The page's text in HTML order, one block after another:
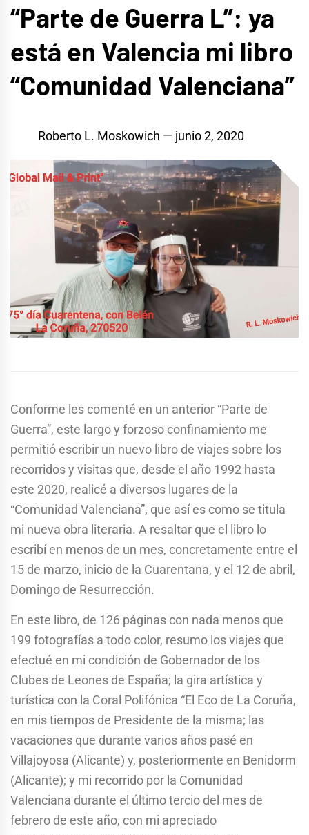
“Parte de Guerra L”: ya
está en Valencia mi libro
“Comunidad Valenciana”
Roberto L. Moskowich junio 2, 2020
Conforme les comenté en un anterior “Parte de
Guerra”, este largo y forzoso confinamiento me
permitió escribir un nuevo libro de viajes sobre los
recorridos y visitas que, desde el año 1992 hasta
este 2020, realicé a diversos lugares de la
“Comunidad Valenciana”, que así es como se titula
mi nueva obra literaria. A resaltar que el libro lo
escribí en menos de un mes, concretamente entre el
15 de marzo, inicio de la Cuarentana, y el 12 de abril,
Domingo de Resurrección.
En este libro, de 126 páginas con nada menos que
199 fotografías a todo color, resumo los viajes que
efectué en mi condición de Gobernador de los
Clubes de Leones de España; la gira artística y
turística con la Coral Polifónica “El Eco de La Coruña,
en mis tiempos de Presidente de la misma; las
vacaciones que durante varios años pasé en
Villajoyosa (Alicante) y, posteriormente en Benidorm
(Alicante); y mi recorrido por la Comunidad
Valenciana durante el último tercio del mes de
febrero de este año, con mi apreciado